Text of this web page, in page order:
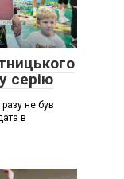
серію
не був
в